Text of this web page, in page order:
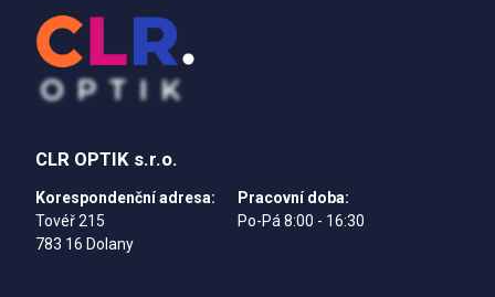
CLR OPTIK s.r.o.
Korespondenční adresa:
Tovéř 215
783 16 Dolany
Pracovní doba:
Po-Pá 8:00 - 16:30